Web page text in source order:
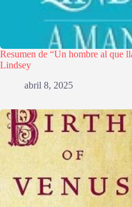
Resumen de “Un hombre al que
Lindsey
abril 8, 2025